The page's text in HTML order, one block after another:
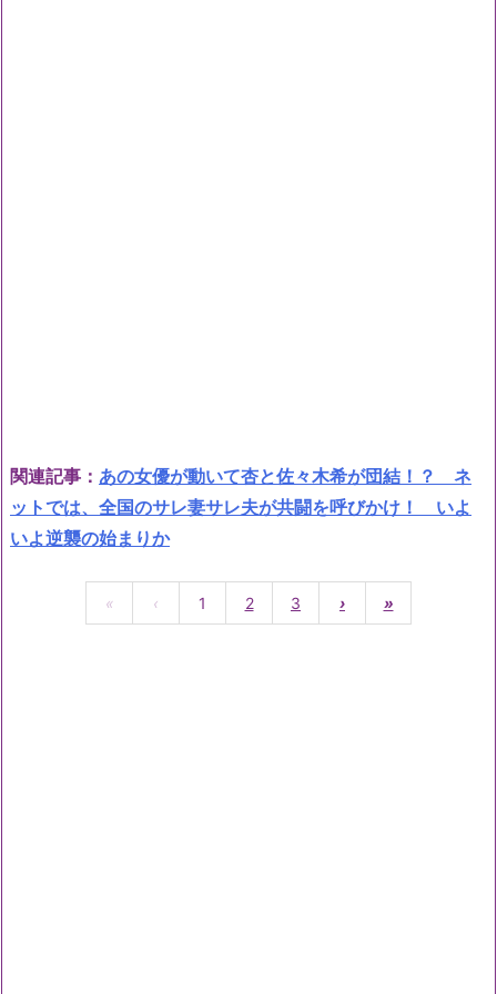
関連記事： あの女優が動いて杏と佐々木希が団結！？ ネ
ットでは、全国のサレ妻サレ夫が共闘を呼びかけ！ いよ
いよ逆襲の始まりか
« ‹ 1 2 3 › »